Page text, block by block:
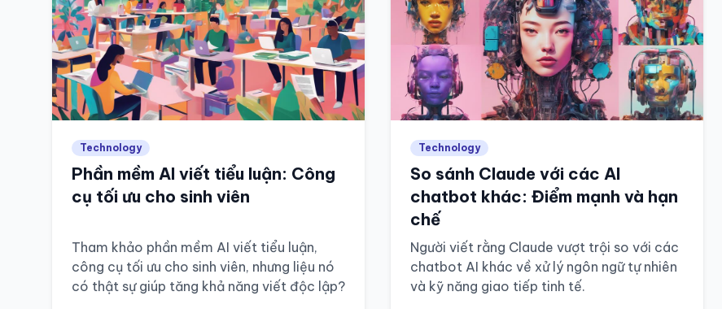
Technology
Phần mềm AI viết tiểu luận: Công
cụ tối ưu cho sinh viên
Tham khảo phần mềm AI viết tiểu luận,
công cụ tối ưu cho sinh viên, nhưng liệu nó
có thật sự giúp tăng khả năng viết độc lập?
Technology
So sánh Claude với các AI
chatbot khác: Điểm mạnh và hạn
chế
Người viết rằng Claude vượt trội so với các
chatbot AI khác về xử lý ngôn ngữ tự nhiên
và kỹ năng giao tiếp tinh tế.